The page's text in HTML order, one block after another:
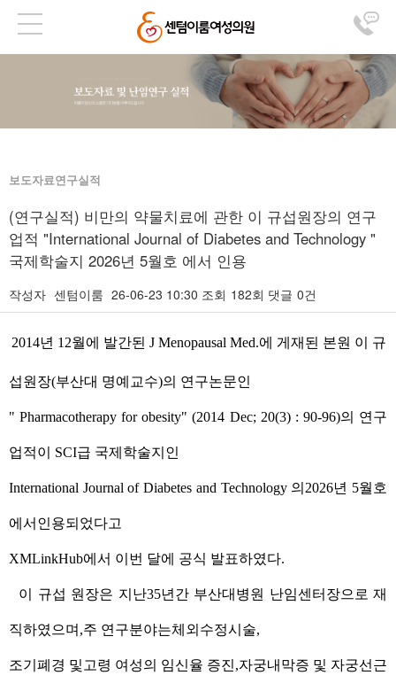
보도자료연구실적
(연구실적) 비만의 약물치료에 관한 이 규섭원장의 연구
업적 "International Journal of Diabetes and Technology "
국제학술지 2026년 5월호 에서 인용
작성자 센텀이룸 26-06-23 10:30 조회 182회 댓글 0건
본문
2014년 12월에 발간된 J Menopausal Med.에 게재된 본원 이 규
섭원장(부산대 명예교수)의 연구논문인
" Pharmacotherapy for obesity" (2014 Dec; 20(3) : 90-96)의 연구
업적이 SCI급 국제학술지인
International Journal of Diabetes and Technology 의 2026년 5월호
에서인용되었다고
XMLinkHub에서 이번 달에 공식 발표하였다.
이 규섭 원장은 지난35년간 부산대병원 난임센터장으로 재
직하였으며 ,주 연구분야는체외수정시술,
조기폐경 및고령 여성의 임신율 증진,자궁내막증 및 자궁선근